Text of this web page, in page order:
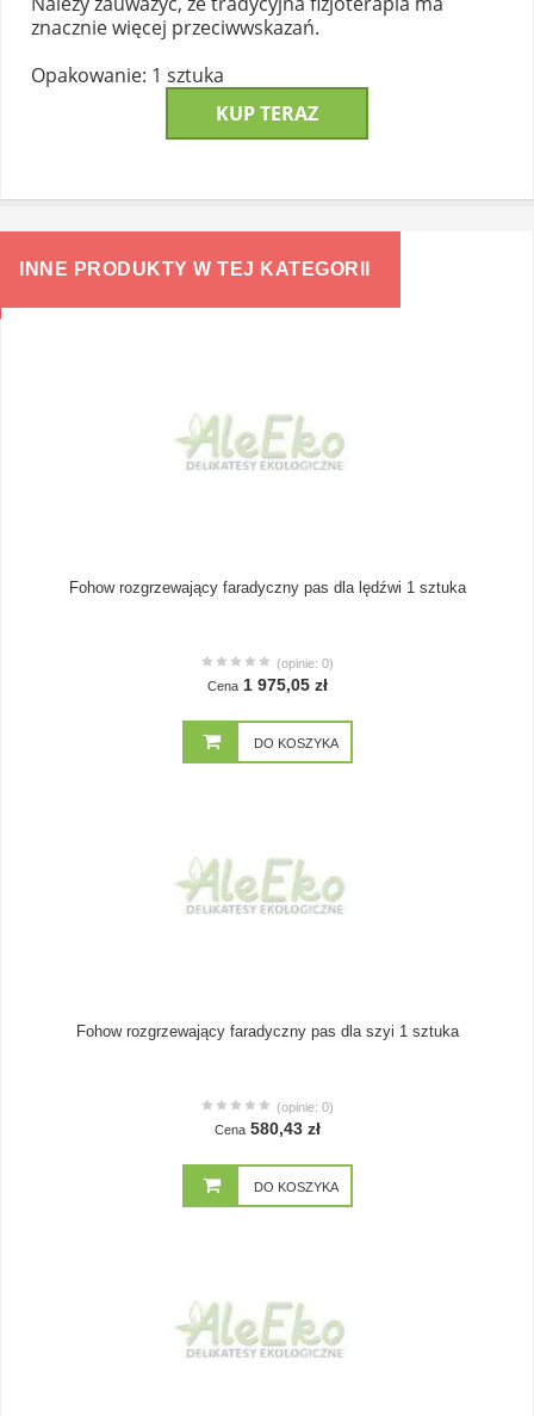
znacznie więcej przeciwwskazań.
Opakowanie: 1 sztuka
KUP TERAZ
INNE PRODUKTY W TEJ KATEGORII
Fohow rozgrzewający faradyczny pas dla lędźwi 1 sztuka
(opinie: 0)
Cena 1 975,05 zł
DO KOSZYKA
Fohow rozgrzewający faradyczny pas dla szyi 1 sztuka
(opinie: 0)
Cena 580,43 zł
DO KOSZYKA